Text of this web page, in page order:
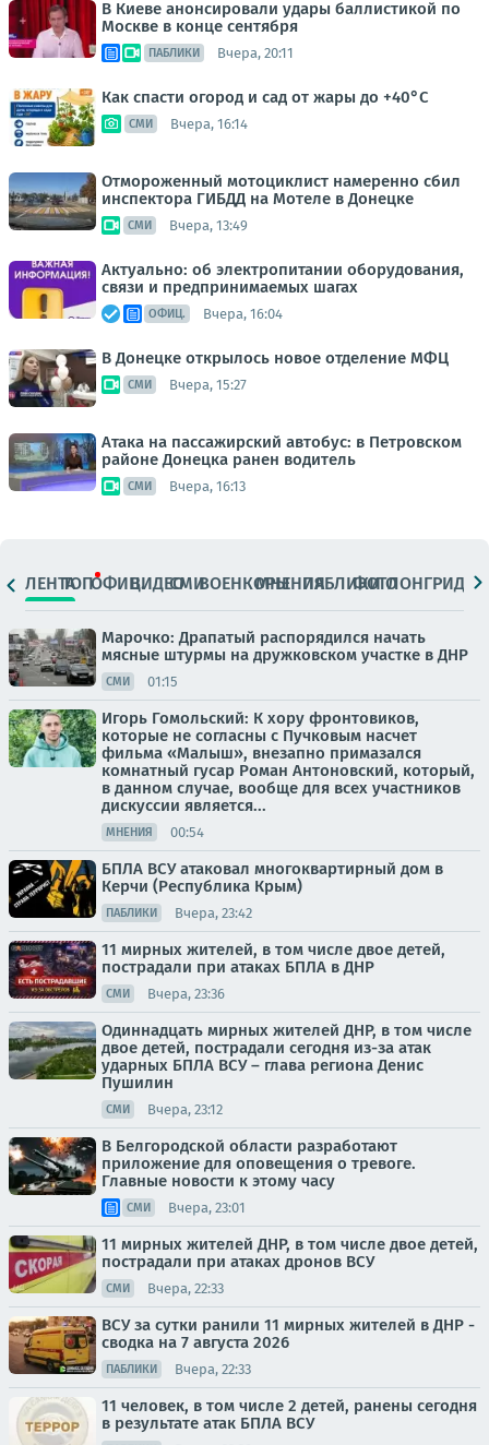
В Киеве анонсировали удары баллистикой по
Москве в конце сентября
ПАБЛИКИ Вчера, 20:11
Как спасти огород и сад от жары до +40°C
СМИ Вчера, 16:14
Отмороженный мотоциклист намеренно сбил
инспектора ГИБДД на Мотеле в Донецке
СМИ Вчера, 13:49
Актуально: об электропитании оборудования,
связи и предпринимаемых шагах
ОФИЦ. Вчера, 16:04
В Донецке открылось новое отделение МФЦ
СМИ Вчера, 15:27
Атака на пассажирский автобус: в Петровском
районе Донецка ранен водитель
СМИ Вчера, 16:13
ЛЕНТАТОПОФИЦ.ВИДЕОСМИВОЕНКОРЫМНЕНИЯПАБЛИКИ
ФОТОЛОНГРИДЫ
Марочко: Драпатый распорядился начать
мясные штурмы на дружковском участке в ДНР
СМИ 01:15
Игорь Гомольский: К хору фронтовиков,
которые не согласны с Пучковым насчет
фильма «Малыш», внезапно примазался
комнатный гусар Роман Антоновский, который,
в данном случае, вообще для всех участников
дискуссии является...
МНЕНИЯ 00:54
БПЛА ВСУ атаковал многоквартирный дом в
Керчи (Республика Крым)
ПАБЛИКИ Вчера, 23:42
11 мирных жителей, в том числе двое детей,
пострадали при атаках БПЛА в ДНР
СМИ Вчера, 23:36
Одиннадцать мирных жителей ДНР, в том числе
двое детей, пострадали сегодня из-за атак
ударных БПЛА ВСУ – глава региона Денис
Пушилин
СМИ Вчера, 23:12
В Белгородской области разработают
приложение для оповещения о тревоге.
Главные новости к этому часу
СМИ Вчера, 23:01
11 мирных жителей ДНР, в том числе двое детей,
пострадали при атаках дронов ВСУ
СМИ Вчера, 22:33
ВСУ за сутки ранили 11 мирных жителей в ДНР -
сводка на 7 августа 2026
ПАБЛИКИ Вчера, 22:33
11 человек, в том числе 2 детей, ранены сегодня
в результате атак БПЛА ВСУ